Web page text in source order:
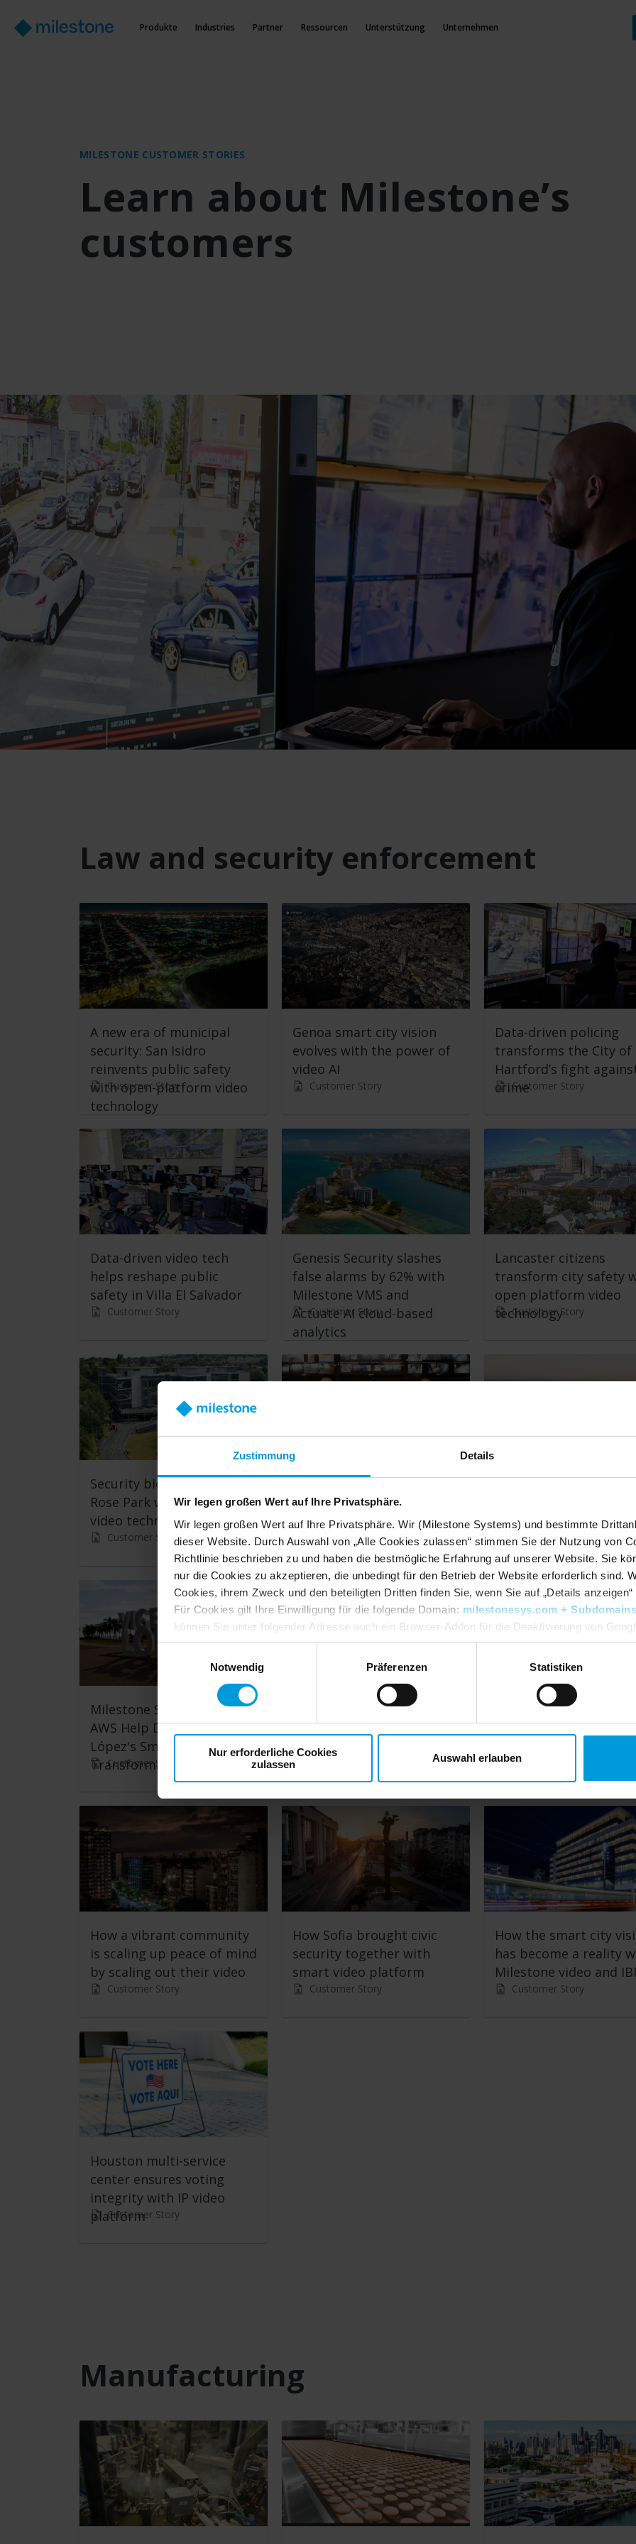
Zustimmung Details
Wir legen großen Wert auf Ihre Privatsphäre.
Wir legen großen Wert auf Ihre Privatsphäre. Wir (Milestone Systems) und bestimmte
dieser Website. Durch Auswahl von „Alle Cookies zulassen“ stimmen Sie der Nutzung von
Richtlinie beschrieben zu und haben die bestmögliche Erfahrung auf unserer Website. Sie
nur die Cookies zu akzeptieren, die unbedingt für den Betrieb der Website erforderlich sind.
Cookies, ihrem Zweck und den beteiligten Dritten finden Sie, wenn Sie auf „Details
Für Cookies gilt Ihre Einwilligung für die folgende Domain: milestonesys.com + Subdomains
können Sie unter folgender Adresse auch ein Browser-Addon für die Deaktivierung von
https://tools.google.com/dlpage/gaoptout?hl=en-GB. Sie können jederzeit Ihre
Notwendig
Präferenzen Statistiken
Nur erforderliche Cookies
zulassen
Auswahl erlauben
Produkte Industries Partner Ressourcen Unterstützung Unternehmen
MILESTONE CUSTOMER STORIES
Learn about Milestone’s
customers
Law and security enforcement
A new era of municipal
security: San Isidro
reinvents public safety
with open-platform video
technology
Customer Story
Genoa smart city vision
evolves with the power of
video AI
Customer Story
Data-driven policing
transforms the City of
Hartford’s fight
crimeCustomer Story
Data-driven video tech
helps reshape public
safety in Villa El Salvador
Customer Story
Genesis Security slashes
false alarms by 62% with
Milestone VMS and
Actuate AI cloud-based
analytics
Customer Story
Lancaster citizens
transform city safety
open platform video
technology
Customer Story
Security blooms at White
Rose Park with scalable
video technology
Customer Story
Houston First develops
Smart City tech initiatives
Customer Story
Welcome to the Virtual
remote security for
buildings
Customer Story
Milestone Systems and
AWS Help Drive Vicente
López's Smart City
Transformation
Customer Story
Royal Bahamas Police
upgrade video technology
to reduce crime and
manage traffic incidents
How Brazil's Federal
Courts Stop Criminals
Technology
Customer Story
How a vibrant community
is scaling up peace of mind
by scaling out their video
Customer Story
How Sofia brought civic
security together with
smart video platform
Customer Story
How the smart city
has become a reality
Milestone video and
Customer Story
Houston multi-service
center ensures voting
integrity with IP video
platform
Customer Story
Manufacturing